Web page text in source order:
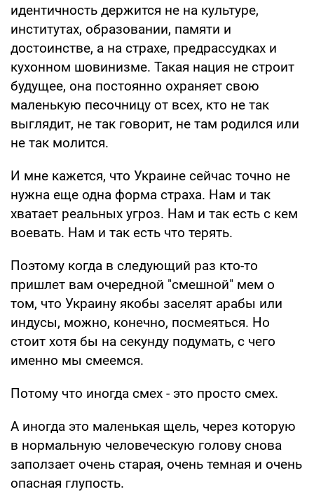
идентичность держится не на культуре,
институтах, образовании, памяти и
достоинстве, а на страхе, предрассудках и
кухонном шовинизме. Такая нация не строит
будущее, она постоянно охраняет свою
маленькую песочницу от всех, кто не так
выглядит, не так говорит, не там родился или
не так молится.
И мне кажется, что Украине сейчас точно не
нужна еще одна форма страха. Нам и так
хватает реальных угроз. Нам и так есть с кем
воевать. Нам и так есть что терять.
Поэтому когда в следующий раз кто-то
пришлет вам очередной "смешной" мем о
том, что Украину якобы заселят арабы или
индусы, можно, конечно, посмеяться. Но
стоит хотя бы на секунду подумать, с чего
именно мы смеемся.
Потому что иногда смех - это просто смех.
А иногда это маленькая щель, через которую
в нормальную человеческую голову снова
заползает очень старая, очень темная и очень
опасная глупость.